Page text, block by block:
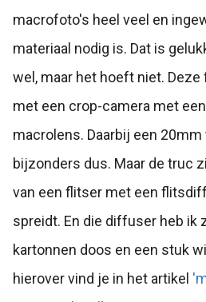
macrofoto's heel veel en
materiaal nodig is. Dat is
wel, maar het hoeft niet.
met een crop-camera met
macrolens. Daarbij een
bijzonders dus. Maar de truc
van een flitser met een
spreidt. En die diffuser heb ik
kartonnen doos en een stuk
hierover vind je in het artikel